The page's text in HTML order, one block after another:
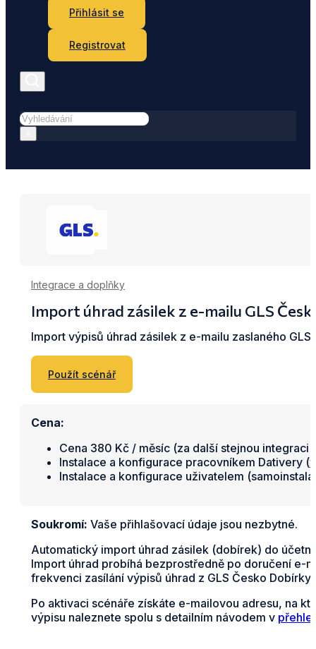
Přihlásit se
Registrovat
Hledat
Integrace a doplňky
Import úhrad zásilek z e-mailu GLS
Import výpisů úhrad zásilek z e-mailu zaslaného
Použít scénář
Cena:
Cena 380 Kč / měsíc (za další stejnou integraci
Instalace a konfigurace pracovníkem Dativery (
Instalace a konfigurace uživatelem
Soukromí: Vaše přihlašovací údaje jsou nezbytné.
Automatický import úhrad zásilek (dobírek) do
Import úhrad probíhá bezprostředně po doručení e-
frekvenci zasílání výpisů úhrad z GLS Česko
Po aktivaci scénáře získáte e-mailovou adresu, na
výpisu naleznete spolu s detailním návodem v